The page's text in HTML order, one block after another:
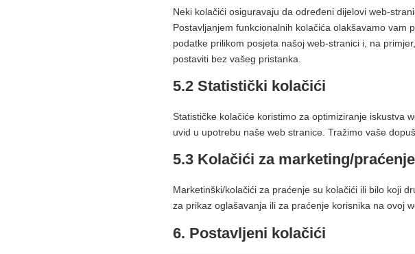
Neki kolačići osiguravaju da određeni dijelovi web-
Postavljanjem funkcionalnih kolačića olakšavamo
podatke prilikom posjeta našoj web-stranici i, na
postaviti bez vašeg pristanka.
5.2 Statistički kolačići
Statističke kolačiće koristimo za optimiziranje iskustva
uvid u upotrebu naše web stranice. Tražimo vaše
5.3 Kolačići za marketing/praćenje
Marketinški/kolačići za praćenje su kolačići ili bilo koji
za prikaz oglašavanja ili za praćenje korisnika na ovoj
6. Postavljeni kolačići